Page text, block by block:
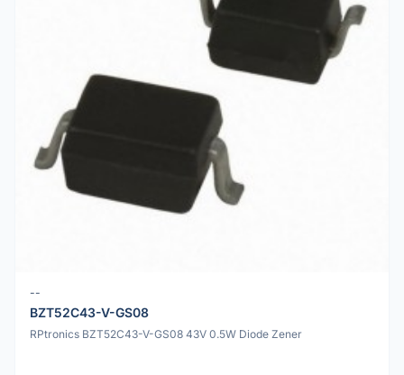
--
BZT52C43-V-GS08
RPtronics BZT52C43-V-GS08 43V 0.5W Diode Zener